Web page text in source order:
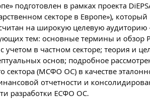
подготовлен в рамках проекта
секторе в Европе»), который
на широкую целевую аудиторию
тем: основные термины и обзор
в частном секторе; теория и
основ; подробное
сектора (МСФО ОС) в качестве
отчетности и
разработки ЕСФО ОС.